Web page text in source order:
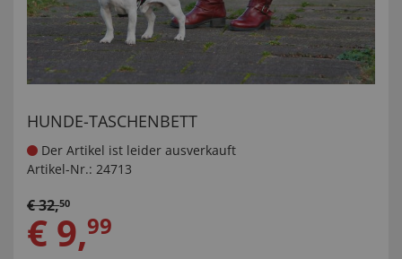
HUNDE-TASCHENBETT
Der Artikel ist leider ausverkauft
Artikel-Nr.: 24713
€32,50
€ 9,99